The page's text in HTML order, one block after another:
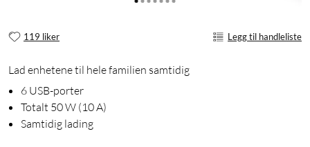
119 liker Legg til handleliste
Lad enhetene til hele familien samtidig
6 USB-porter
Totalt 50 W (10 A)
Samtidig lading